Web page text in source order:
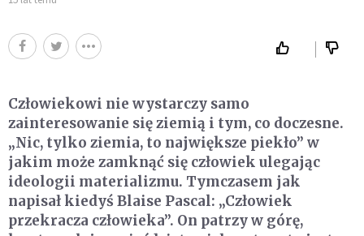
Człowiekowi nie wystarczy samo
zainteresowanie się ziemią i tym, co doczesne.
„Nic, tylko ziemia, to największe piekło” w
jakim może zamknąć się człowiek ulegając
ideologii materializmu. Tymczasem jak
napisał kiedyś Blaise Pascal: „Człowiek
przekracza człowieka”. On patrzy w górę,